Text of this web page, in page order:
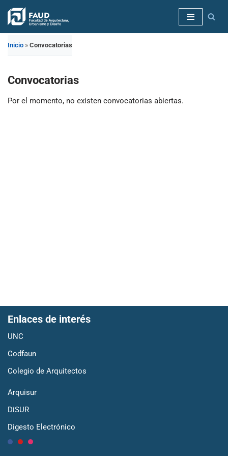
Saltar
Inicio » Convocatorias
Convocatorias
Por el momento, no existen convocatorias abiertas.
Enlaces de interés
UNC
Codfaun
Colegio de Arquitectos
Arquisur
DiSUR
Digesto Electrónico